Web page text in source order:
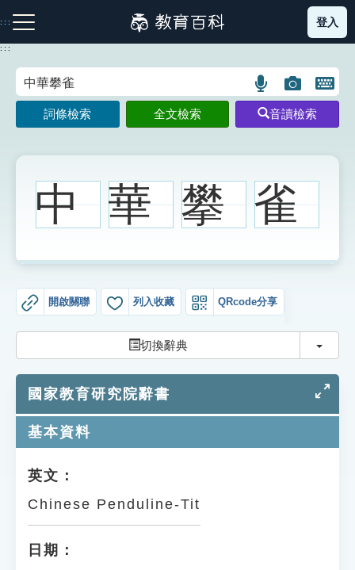
到
主
:::
注音索引圖示 筆畫索引圖示 部首索引表圖示
生字詞彙表
知識索引
單字索引
遊戲專區
教學應用
登入
:::
語
言
搜
示
圖
片
搜
示
開
鍵
圖
詞條檢索 全文檢索 音讀檢索
中 華 攀 雀
開啟關聯 列入收藏 QRcode分享
切換辭典 切換
國家教育研究院辭書
基本資料
英文：
Chinese Penduline-Tit
日期：